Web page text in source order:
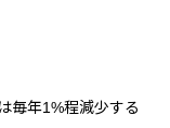
毎年1%程減少する